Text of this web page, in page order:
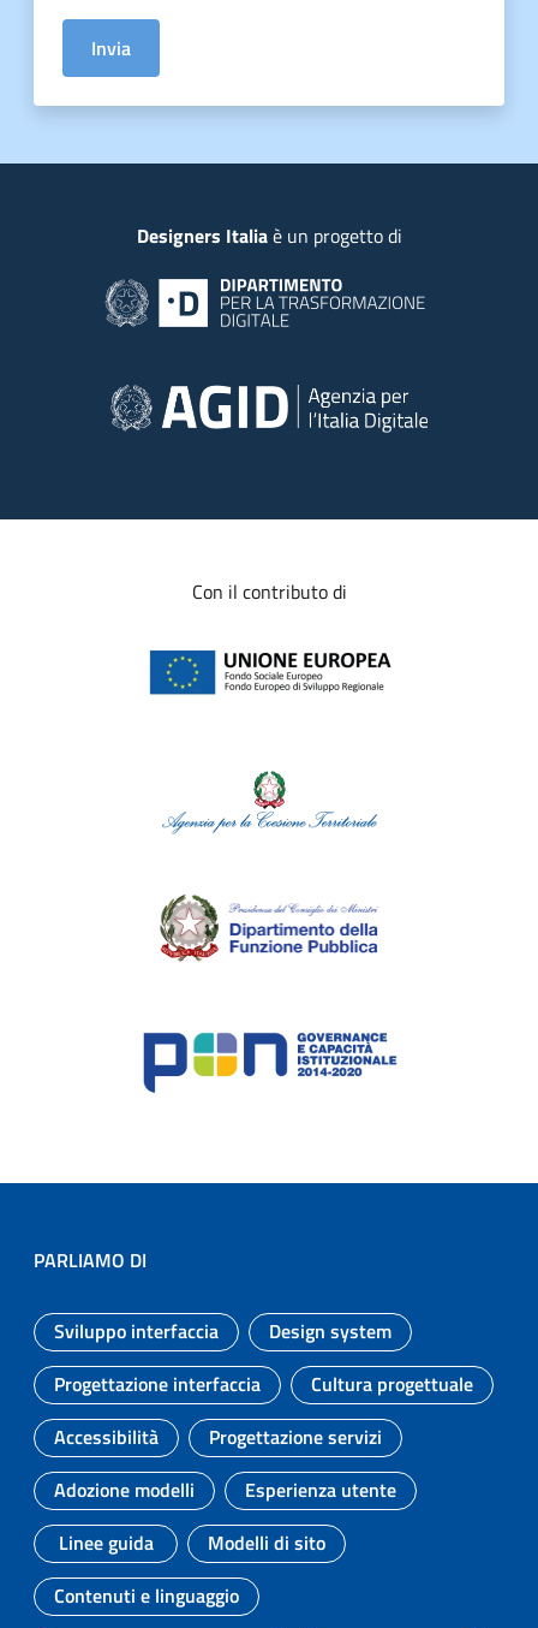
Invia
Designers Italiaè un progetto di
Con il contributo di
PARLIAMO DI
Argomento:
Sviluppo interfaccia
Argomento:
Design system
Argomento:
Progettazione interfaccia
Argomento:
Cultura progettuale
Argomento:
Accessibilità
Argomento:
Progettazione servizi
Argomento:
Adozione modelli
Argomento:
Esperienza utente
Argomento:
Linee guida
Argomento:
Modelli di sito
Argomento:
Contenuti e linguaggio